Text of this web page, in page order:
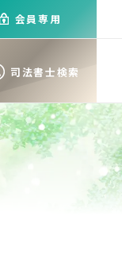
司法書士検索
会員専用